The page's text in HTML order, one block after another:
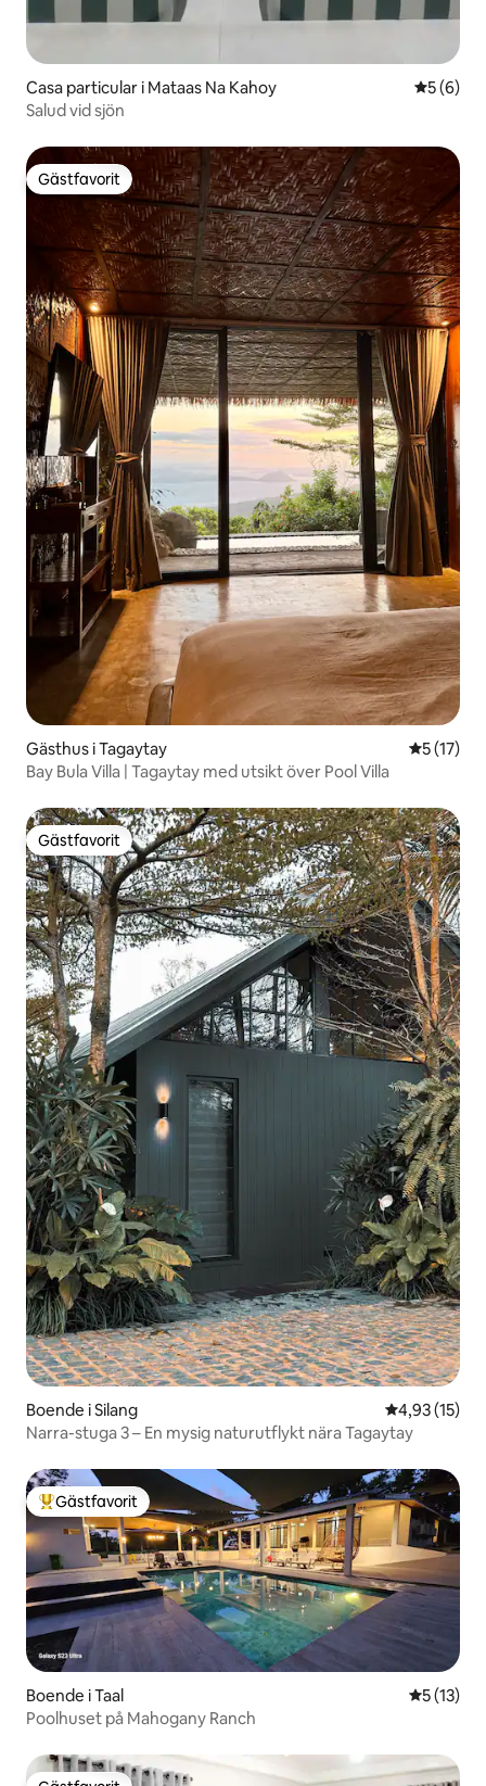
Casa particular i Mataas Na Kahoy 5 av 5 i
5 (6)
Salud vid sjön
Gästfavorit
Gästfavorit
Gästhus i Tagaytay 5 av 5 i
5 (17)
Bay Bula Villa | Tagaytay med utsikt över Pool Villa
Gästfavorit
Gästfavorit
Boende i Silang 4,93 av 5 i
4,93 (15)
Narra-stuga 3 – En mysig naturutflykt nära Tagaytay
Populär gästfavorit
Gästfavorit
Boende i Taal 5 av 5 i
5 (13)
Poolhuset på Mahogany Ranch